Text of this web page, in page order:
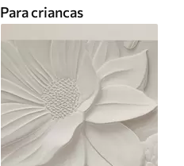
Para criancas